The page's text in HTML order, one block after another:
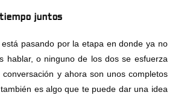
juntos
pasando por la etapa en donde ya no
hablar, o ninguno de los dos se esfuerza
y ahora son unos completos
es algo que te puede dar una idea